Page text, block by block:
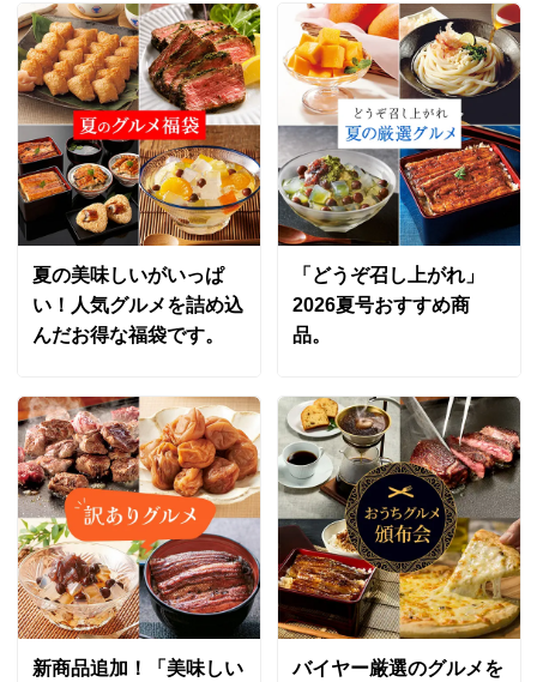
夏の美味しいがいっぱ
い！人気グルメを詰め込
んだお得な福袋です。
「どうぞ召し上がれ」
2026夏号おすすめ商
品。
新商品追加！「美味しい
バイヤー厳選のグルメを